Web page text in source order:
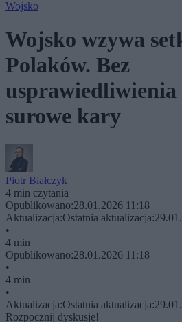
Wojsko
Wojsko wzywa
Polaków. Bez
usprawiedliwienia
surowe kary
Piotr Białczyk
4 min czytania
Opublikowano:28.01.2026 11:18
Aktualizacja:Ostatnia aktualizacja:
•
4 min
Opublikowano:28.01.2026 11:18
•
4 min
•
Aktualizacja:Ostatnia aktualizacja:
Rozpocznij dyskusję!